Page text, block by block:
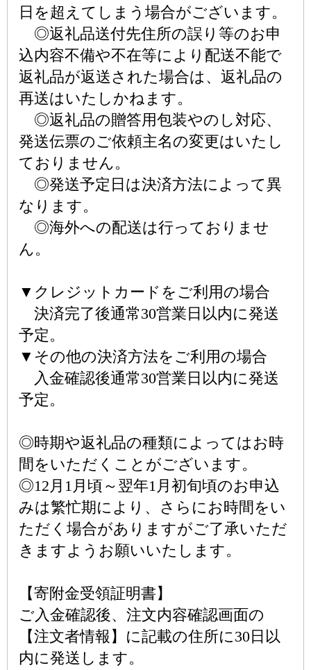
日を超えてしまう場合がございます。
◎返礼品送付先住所の誤り等のお申
込内容不備や不在等により配送不能で
返礼品が返送された場合は、返礼品の
再送はいたしかねます。
◎返礼品の贈答用包装やのし対応、
発送伝票のご依頼主名の変更はいたし
ておりません。
◎発送予定日は決済方法によって異
なります。
◎海外への配送は行っておりませ
ん。
▼クレジットカードをご利用の場合
決済完了後通常30営業日以内に発送
予定。
▼その他の決済方法をご利用の場合
入金確認後通常30営業日以内に発送
予定。
◎時期や返礼品の種類によってはお時
間をいただくことがございます。
◎12月1月頃～翌年1月初旬頃のお申込
みは繁忙期により、さらにお時間をい
ただく場合がありますがご了承いただ
きますようお願いいたします。
【寄附金受領証明書】
ご入金確認後、注文内容確認画面の
【注文者情報】に記載の住所に30日以
内に発送します。